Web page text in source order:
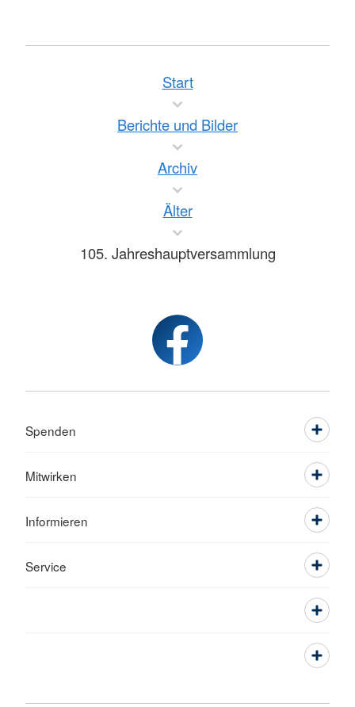
Start
Berichte und Bilder
Archiv
Älter
105. Jahreshauptversammlung
Spenden
Mitwirken
Informieren
Service